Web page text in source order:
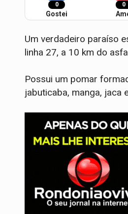
0
Gostei
0
Um verdadeiro paraíso
linha 27, a 10 km do
Possui um pomar
jabuticaba, manga, jaca